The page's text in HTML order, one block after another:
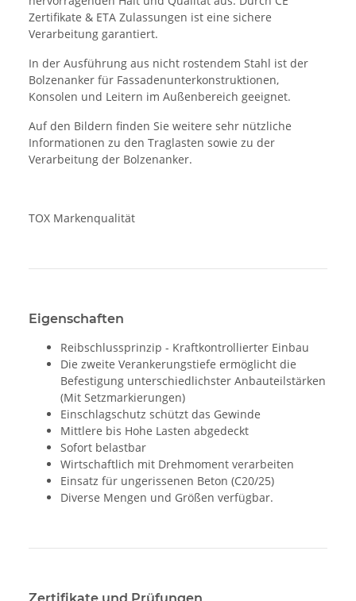
Zertifikate & ETA Zulassungen ist eine sichere
Verarbeitung garantiert.
In der Ausführung aus nicht rostendem Stahl ist der
Bolzenanker für Fassadenunterkonstruktionen,
Konsolen und Leitern im Außenbereich geeignet.
Auf den Bildern finden Sie weitere sehr nützliche
Informationen zu den Traglasten sowie zu der
Verarbeitung der Bolzenanker.
TOX Markenqualität
Eigenschaften
Reibschlussprinzip - Kraftkontrollierter Einbau
Die zweite Verankerungstiefe ermöglicht die
Befestigung unterschiedlichster Anbauteilstärken
(Mit Setzmarkierungen)
Einschlagschutz schützt das Gewinde
Mittlere bis Hohe Lasten abgedeckt
Sofort belastbar
Wirtschaftlich mit Drehmoment verarbeiten
Einsatz für ungerissenen Beton (C20/25)
Diverse Mengen und Größen verfügbar.
Zertifikate und Prüfungen